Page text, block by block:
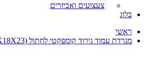
צעצועים ואביזרים
בלוג
ראשי
מגרדת עמוד גירוד קומפקטי לחתול (18X18X23 ס"מ) – פתרון מושלם לגורים ולחתולים קטנים